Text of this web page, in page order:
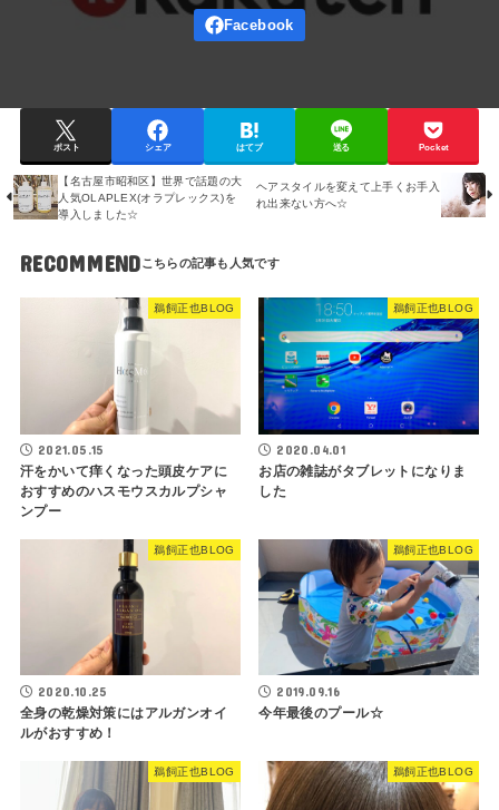
ポスト シェア はてブ 送る Pocket
【名古屋市昭和区】世界で話題の大
人気OLAPLEX(オラプレックス)を
導入しました☆
ヘアスタイルを変えて上手くお手入
れ出来ない方へ☆
RECOMMEND
鵜飼正也BLOG
2021.05.15
汗をかいて痒くなった頭皮ケアに
おすすめのハスモウスカルプシャ
ンプー
鵜飼正也BLOG
2020.04.01
お店の雑誌がタブレットになりま
した
鵜飼正也BLOG
2020.10.25
全身の乾燥対策にはアルガンオイ
ルがおすすめ！
鵜飼正也BLOG
2019.09.16
今年最後のプール☆
鵜飼正也BLOG 鵜飼正也BLOG